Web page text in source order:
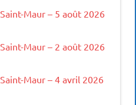
Maur – 5 août 2026
Maur – 2 août 2026
Maur – 4 avril 2026